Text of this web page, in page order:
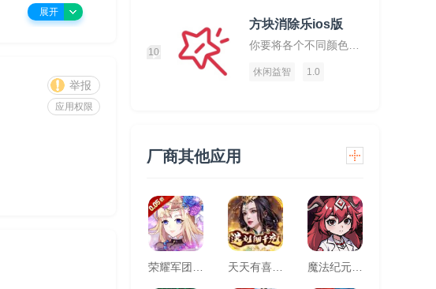
展开
举报
应用权限
10
方块消除乐ios版
休闲益智 1.0
厂商其他应用